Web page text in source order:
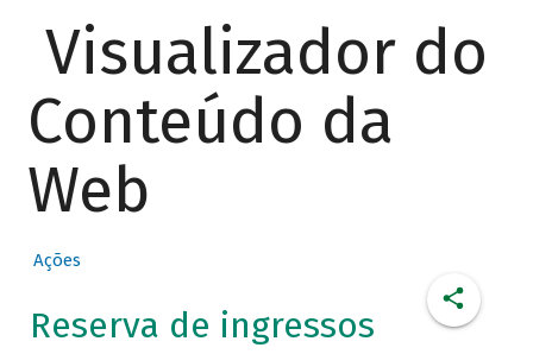
Visualizador do
Conteúdo da
Web
Ações
Reserva de ingressos